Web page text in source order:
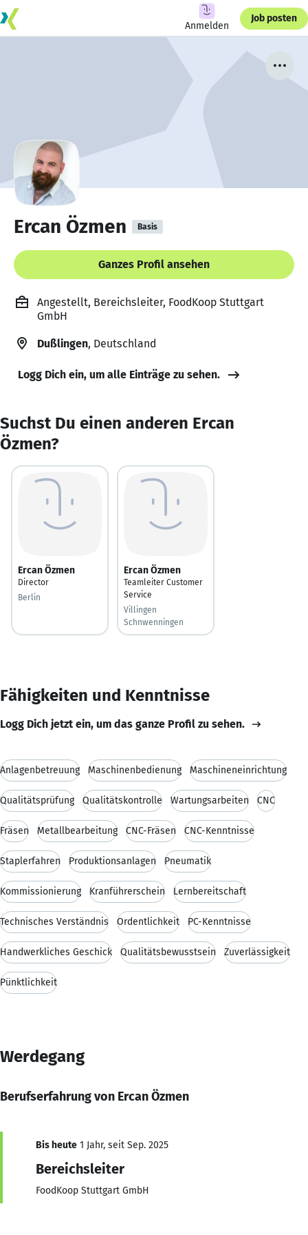
Anmelden
Job posten
Ercan Özmen Basis
Ganzes Profil ansehen
Angestellt, Bereichsleiter, FoodKoop Stuttgart
GmbH
Dußlingen, Deutschland
Logg Dich ein, um alle Einträge zu sehen.
Suchst Du einen anderen Ercan
Özmen?
Ercan Özmen
Director
Berlin
Ercan Özmen
Teamleiter Customer
Service
Villingen
Schnwenningen
Fähigkeiten und Kenntnisse
Logg Dich jetzt ein, um das ganze Profil zu sehen.
Anlagenbetreuung Maschinenbedienung Maschineneinrichtung
Qualitätsprüfung Qualitätskontrolle Wartungsarbeiten CNC
Fräsen Metallbearbeitung CNC-Fräsen CNC-Kenntnisse
Staplerfahren Produktionsanlagen Pneumatik
Kommissionierung Kranführerschein Lernbereitschaft
Technisches Verständnis Ordentlichkeit PC-Kenntnisse
Handwerkliches Geschick Qualitätsbewusstsein Zuverlässigkeit
Pünktlichkeit
Werdegang
Berufserfahrung von Ercan Özmen
Bis heute 1 Jahr, seit Sep. 2025
Bereichsleiter
FoodKoop Stuttgart GmbH